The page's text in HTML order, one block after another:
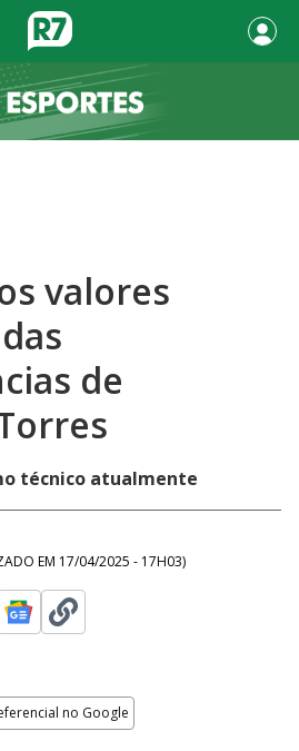
valores
de
técnico atualmente
EM 17/04/2025 - 17H03)
no Google